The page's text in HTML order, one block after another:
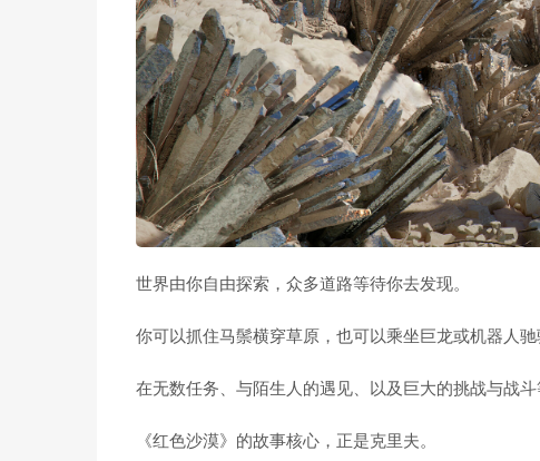
世界由你自由探索，众多道路等待你去发现。
你可以抓住马鬃横穿草原，也可以乘坐巨龙或机器人
在无数任务、与陌生人的遇见、以及巨大的挑战与战
《红色沙漠》的故事核心，正是克里夫。